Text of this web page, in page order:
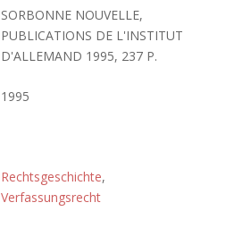
SORBONNE NOUVELLE,
PUBLICATIONS DE L'INSTITUT
D'ALLEMAND 1995, 237 P.
1995
Rechtsgeschichte,
Verfassungsrecht